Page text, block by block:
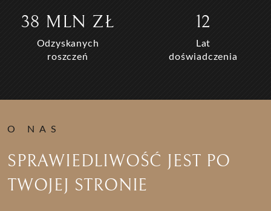
38 MLN ZŁ
Odzyskanych
roszczeń
12
Lat
doświadczenia
O NAS
SPRAWIEDLIWOŚĆ JEST PO
TWOJEJ STRONIE